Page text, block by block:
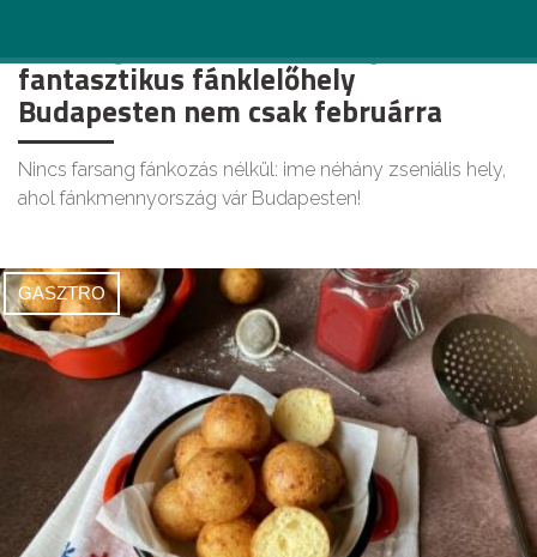
A szalagostól a skandinávig: 6
fantasztikus fánklelőhely
Budapesten nem csak februárra
Nincs farsang fánkozás nélkül: ime néhány zseniális hely,
ahol fánkmennyország vár Budapesten!
GASZTRO